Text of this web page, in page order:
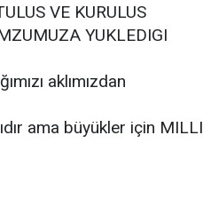
VE KURULUS
YUKLEDIGI
aklımızdan
ama büyükler için MILLI